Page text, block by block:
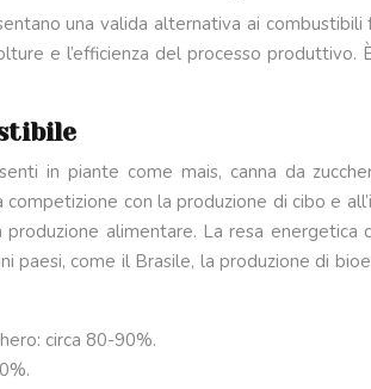
una valida alternativa ai
e l’efficienza del processo produttivo.
in piante come mais, canna da
con la produzione di cibo e
alimentare. La resa
paesi, come il Brasile, la produzione di
circa 80-90%.